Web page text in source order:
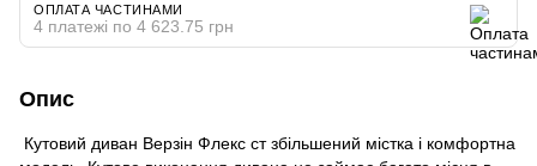
ОПЛАТА ЧАСТИНАМИ
4 платежі по 4 623.75 грн
Опис
Кутовий диван Верзін Флекс ст збільшений містка і комфортна